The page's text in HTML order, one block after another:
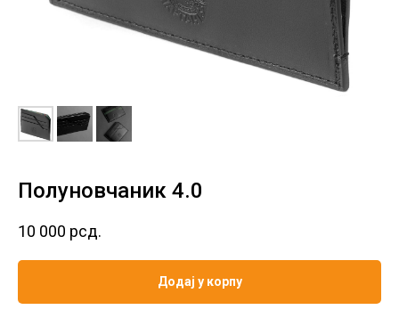
Полуновчаник 4.0
10 000 рсд.
Додај у корпу